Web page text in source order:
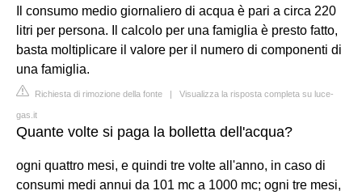
Il consumo medio giornaliero di acqua è pari a circa 220
litri per persona. Il calcolo per una famiglia è presto fatto,
basta moltiplicare il valore per il numero di componenti di
una famiglia.
Richiesta di rimozione della fonte | Visualizza la risposta completa su luce-
gas.it
Quante volte si paga la bolletta dell'acqua?
ogni quattro mesi, e quindi tre volte all'anno, in caso di
consumi medi annui da 101 mc a 1000 mc; ogni tre mesi,